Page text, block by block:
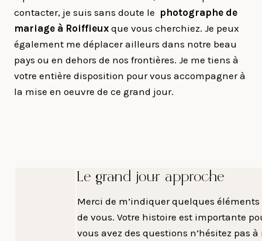
contacter, je suis sans doute le photographe de
mariage à Roiffieux que vous cherchiez. Je peux
également me déplacer ailleurs dans notre beau
pays ou en dehors de nos frontières. Je me tiens à
votre entière disposition pour vous accompagner à
la mise en oeuvre de ce grand jour.
Le grand jour approche
Merci de m’indiquer quelques éléments
de vous. Votre histoire est importante
vous avez des questions n’hésitez pas à